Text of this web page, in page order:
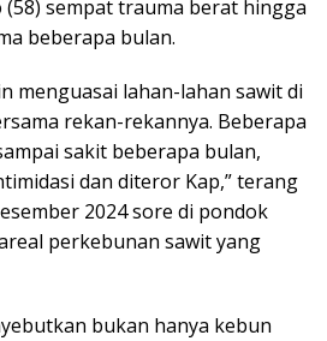
sempat trauma berat hingga
beberapa bulan.
menguasai lahan-lahan sawit di
rekan-rekannya. Beberapa
sakit beberapa bulan,
dan diteror Kap,” terang
2024 sore di pondok
perkebunan sawit yang
bukan hanya kebun